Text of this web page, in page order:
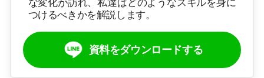
つけるべきかを解説します。
資料をダウンロードする